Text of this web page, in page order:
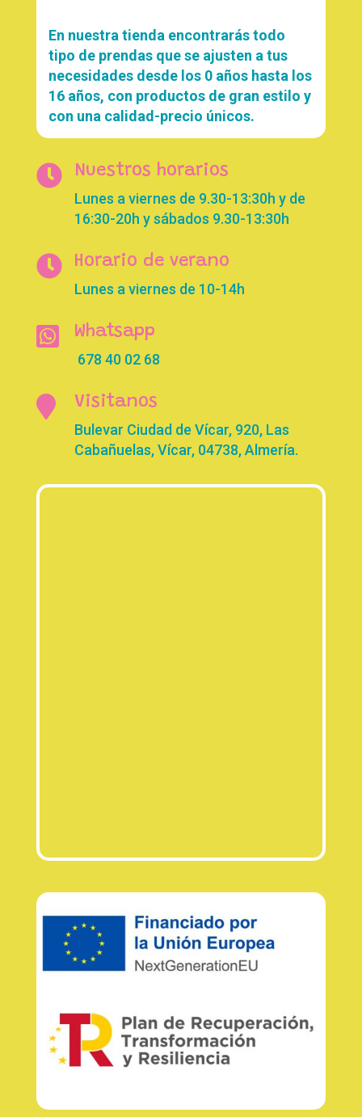
En nuestra tienda encontrarás todo
tipo de prendas que se ajusten a tus
necesidades desde los 0 años hasta los
16 años, con productos de gran estilo y
con una calidad-precio únicos.
 Nuestros horarios
Lunes a viernes de 9.30-13:30h y de
16:30-20h y sábados 9.30-13:30h
 Horario de verano
Lunes a viernes de 10-14h
 Whatsapp
678 40 02 68
 Visitanos
Bulevar Ciudad de Vícar, 920, Las
Cabañuelas, Vícar, 04738, Almería.